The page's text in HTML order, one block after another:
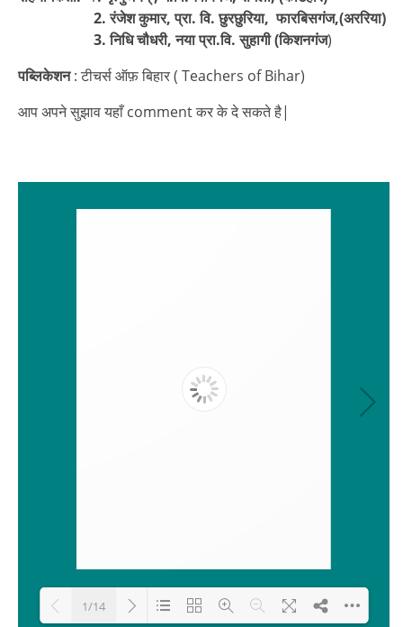
2. रंजेश कुमार, प्रा. वि. छुरछुरिया, फारबिसगंज,(अररिया)
3. निधि चौधरी, नया प्रा.वि. सुहागी (किशनगंज)
पब्लिकेशन: टीचर्स ऑफ़ बिहार ( Teachers of Bihar)
आप अपने सुझाव यहाँ comment कर के दे सकते है|
1/14